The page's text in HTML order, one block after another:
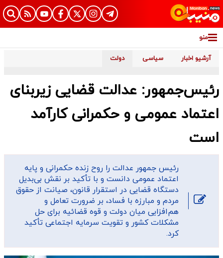
منو
آرشیو اخبار سیاسی دولت
رئیس‌جمهور: عدالت قضایی زیربنای
اعتماد عمومی و حکمرانی کارآمد
است
رئیس جمهور عدالت را روح زنده حکمرانی و پایه
اعتماد عمومی دانست و با تأکید بر نقش بی‌بدیل
دستگاه قضایی در استقرار قانون، صیانت از حقوق
مردم و مبارزه با فساد، بر ضرورت تعامل و
هم‌افزایی میان دولت و قوه قضائیه برای حل
مشکلات کشور و تقویت سرمایه اجتماعی تأکید
کرد.